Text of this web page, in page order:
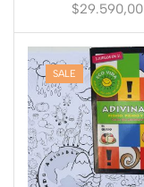
$29.590,00
SALE